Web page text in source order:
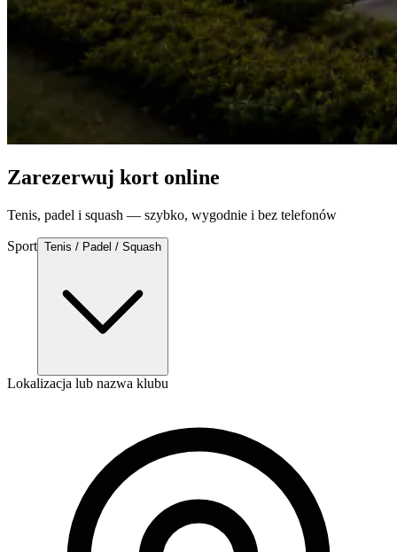
Zarezerwuj kort online
Tenis, padel i squash — szybko, wygodnie i bez telefonów
Sport Tenis / Padel / Squash
Lokalizacja lub nazwa klubu